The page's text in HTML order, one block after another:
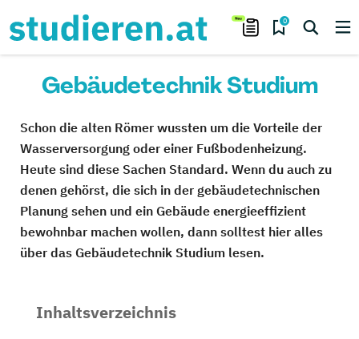
0
Gebäudetechnik Studium
Schon die alten Römer wussten um die Vorteile der
Wasserversorgung oder einer Fußbodenheizung.
Heute sind diese Sachen Standard. Wenn du auch zu
denen gehörst, die sich in der gebäudetechnischen
Planung sehen und ein Gebäude energieeffizient
bewohnbar machen wollen, dann solltest hier alles
über das Gebäudetechnik Studium lesen.
Inhaltsverzeichnis